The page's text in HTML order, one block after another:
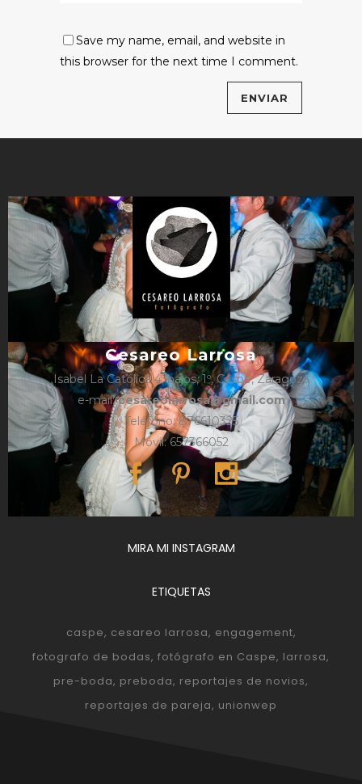
Save my name, email, and website in
this browser for the next time I comment.
Cesareo Larrosa
Isabel La Católica 4, bajos, 1º, Caspe, Zaragoza
e-mail:cesareolarrosa@gmail.com
Teléfono: 876610325
Móvil: 657366052
MIRA MI INSTAGRAM
ETIQUETAS
caspe cesareo larrosa engagement
fotografo de bodas fotógrafo en Caspe larrosa
pre-boda preboda reportajes de novios
reportajes de pareja unionwep